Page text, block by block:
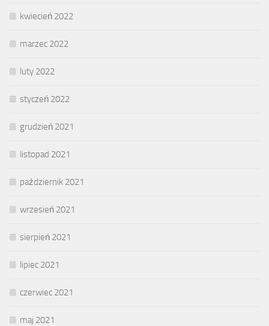
kwiecień 2022
marzec 2022
luty 2022
styczeń 2022
grudzień 2021
listopad 2021
październik 2021
wrzesień 2021
sierpień 2021
lipiec 2021
czerwiec 2021
maj 2021